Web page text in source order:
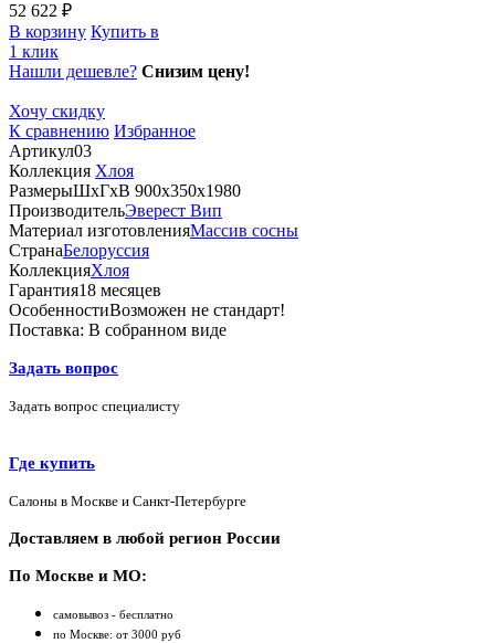
52 622 ₽
В корзину Купить в
1 клик
Нашли дешевле? Снизим цену!
Хочу скидку
К сравнению Избранное
Артикул03
Коллекция Хлоя
РазмерыШхГхВ 900х350х1980
ПроизводительЭверест Вип
Материал изготовленияМассив сосны
СтранаБелоруссия
КоллекцияХлоя
Гарантия18 месяцев
ОсобенностиВозможен не стандарт!
Поставка: В собранном виде
Задать вопрос
Задать вопрос специалисту
Где купить
Салоны в Москве и Санкт-Петербурге
Доставляем в любой регион России
По Москве и МО:
самовывоз - бесплатно
по Москве: от 3000 руб